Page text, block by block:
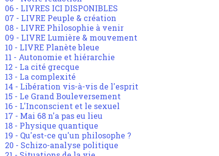
06 - LIVRES ICI DISPONIBLES
07 - LIVRE Peuple & création
08 - LIVRE Philosophie à venir
09 - LIVRE Lumière & mouvement
10 - LIVRE Planète bleue
11 - Autonomie et hiérarchie
12 - La cité grecque
13 - La complexité
14 - Libération vis-à-vis de l'esprit
15 - Le Grand Bouleversement
16 - L'Inconscient et le sexuel
17 - Mai 68 n'a pas eu lieu
18 - Physique quantique
19 - Qu'est-ce qu'un philosophe ?
20 - Schizo-analyse politique